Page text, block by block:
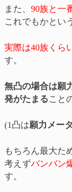
また、 90族と一
これでもかとい
実際は40族くら
す。
無凸の場合は願
発がたまること
(1凸は願力メー
もちろん最大た
考えずバンバン
す。